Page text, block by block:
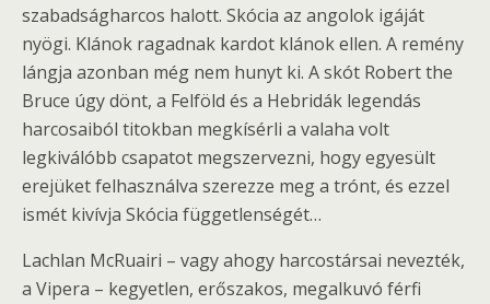
szabadságharcos halott. Skócia az angolok igáját
nyögi. Klánok ragadnak kardot klánok ellen. A remény
lángja azonban még nem hunyt ki. A skót Robert the
Bruce úgy dönt, a Felföld és a Hebridák legendás
harcosaiból titokban megkísérli a valaha volt
legkiválóbb csapatot megszervezni, hogy egyesült
erejüket felhasználva szerezze meg a trónt, és ezzel
ismét kivívja Skócia függetlenségét…
Lachlan McRuairi – vagy ahogy harcostársai nevezték,
a Vipera – kegyetlen, erőszakos, megalkuvó férfi